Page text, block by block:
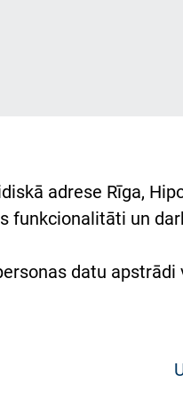
adrese Rīga,
funkcionalitāti un
datu apstrādi